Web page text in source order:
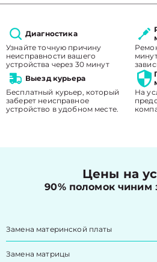
Диагностика
Узнайте точную причину
неисправности вашего
устройства через 30 минут
Выезд курьера
Бесплатный курьер, который
заберет неисправное
устройство в удобном месте.
На
Цены на
90% поломок чиним
Замена материнской платы
Замена матрицы